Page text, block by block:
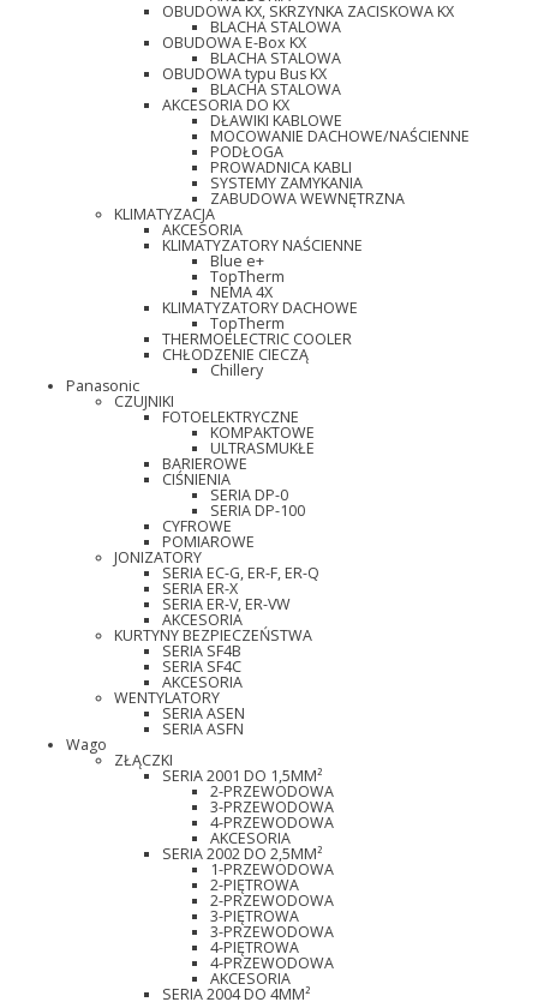
OBUDOWA KX, SKRZYNKA ZACISKOWA KX
BLACHA STALOWA
OBUDOWA E-Box KX
BLACHA STALOWA
OBUDOWA typu Bus KX
BLACHA STALOWA
AKCESORIA DO KX
DŁAWIKI KABLOWE
MOCOWANIE DACHOWE/NAŚCIENNE
PODŁOGA
PROWADNICA KABLI
SYSTEMY ZAMYKANIA
ZABUDOWA WEWNĘTRZNA
KLIMATYZACJA
AKCESORIA
KLIMATYZATORY NAŚCIENNE
Blue e+
TopTherm
NEMA 4X
KLIMATYZATORY DACHOWE
TopTherm
THERMOELECTRIC COOLER
CHŁODZENIE CIECZĄ
Chillery
Panasonic
CZUJNIKI
FOTOELEKTRYCZNE
KOMPAKTOWE
ULTRASMUKŁE
BARIEROWE
CIŚNIENIA
SERIA DP-0
SERIA DP-100
CYFROWE
POMIAROWE
JONIZATORY
SERIA EC-G, ER-F, ER-Q
SERIA ER-X
SERIA ER-V, ER-VW
AKCESORIA
KURTYNY BEZPIECZEŃSTWA
SERIA SF4B
SERIA SF4C
AKCESORIA
WENTYLATORY
SERIA ASEN
SERIA ASFN
Wago
ZŁĄCZKI
SERIA 2001 DO 1,5MM²
2-PRZEWODOWA
3-PRZEWODOWA
4-PRZEWODOWA
AKCESORIA
SERIA 2002 DO 2,5MM²
1-PRZEWODOWA
2-PIĘTROWA
2-PRZEWODOWA
3-PIĘTROWA
3-PRZEWODOWA
4-PIĘTROWA
4-PRZEWODOWA
AKCESORIA
SERIA 2004 DO 4MM²